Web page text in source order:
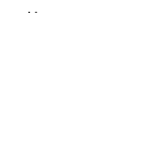
Музика